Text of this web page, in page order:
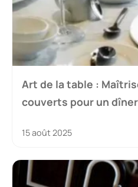
Art de la table :
couverts pour un
15 août 2025